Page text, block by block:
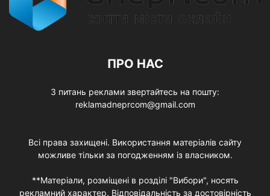
ПРО НАС
З питань реклами звертайтесь на пошту:
reklamadneprcom@gmail.com
Всі права захищені. Використання матеріалів сайту
можливе тільки за погодженням із власником.
**Матеріали, розміщені в розділі "Вибори", носять
рекламний характер. Відповідальність за достовірність